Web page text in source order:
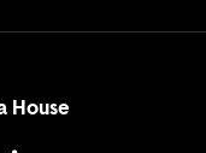
House